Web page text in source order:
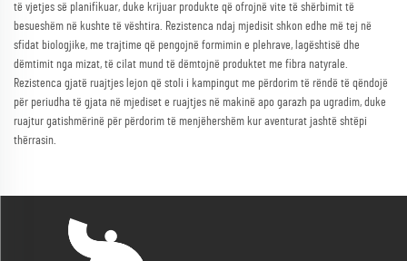
të vjetjes së planifikuar, duke krijuar produkte që ofrojnë vite të shërbimit të
besueshëm në kushte të vështira. Rezistenca ndaj mjedisit shkon edhe më tej në
sfidat biologjike, me trajtime që pengojnë formimin e plehrave, lagështisë dhe
dëmtimit nga mizat, të cilat mund të dëmtojnë produktet me fibra natyrale.
Rezistenca gjatë ruajtjes lejon që stoli i kampingut me përdorim të rëndë të qëndojë
për periudha të gjata në mjediset e ruajtjes në makinë apo garazh pa ugradim, duke
ruajtur gatishmërinë për përdorim të menjëhershëm kur aventurat jashtë shtëpi
thërrasin.